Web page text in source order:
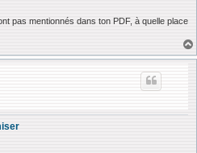
pas mentionnés dans ton PDF, à quelle place